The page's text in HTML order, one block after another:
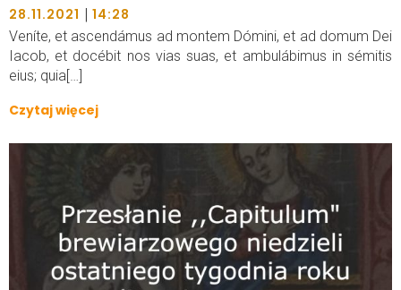
28.11.2021 | 14:28
Veníte, et ascendámus ad montem Dómini, et ad domum Dei
Iacob, et docébit nos vias suas, et ambulábimus in sémitis
eius; quia[…]
Czytaj więcej